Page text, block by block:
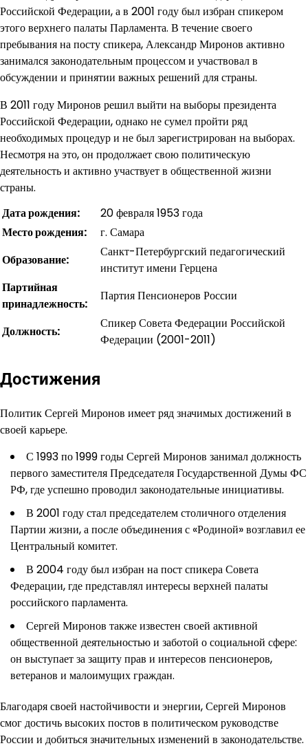
Российской Федерации, а в 2001 году был избран спикером
этого верхнего палаты Парламента. В течение своего
пребывания на посту спикера, Александр Миронов активно
занимался законодательным процессом и участвовал в
обсуждении и принятии важных решений для страны.
В 2011 году Миронов решил выйти на выборы президента
Российской Федерации, однако не сумел пройти ряд
необходимых процедур и не был зарегистрирован на выборах.
Несмотря на это, он продолжает свою политическую
деятельность и активно участвует в общественной жизни
страны.
Дата рождения:
20 февраля 1953 года
Место рождения:
г. Самара
Образование:
Санкт-Петербургский педагогический
институт имени Герцена
Партийная
принадлежность:
Партия Пенсионеров России
Должность:
Спикер Совета Федерации Российской
Федерации (2001-2011)
Достижения
Политик Сергей Миронов имеет ряд значимых достижений в
своей карьере.
С 1993 по 1999 годы Сергей Миронов занимал должность
первого заместителя Председателя Государственной Думы ФС
РФ, где успешно проводил законодательные инициативы.
В 2001 году стал председателем столичного отделения
Партии жизни, а после объединения с «Родиной» возглавил ее
Центральный комитет.
В 2004 году был избран на пост спикера Совета
Федерации, где представлял интересы верхней палаты
российского парламента.
Сергей Миронов также известен своей активной
общественной деятельностью и заботой о социальной сфере:
он выступает за защиту прав и интересов пенсионеров,
ветеранов и малоимущих граждан.
Благодаря своей настойчивости и энергии, Сергей Миронов
смог достичь высоких постов в политическом руководстве
России и добиться значительных изменений в законодательстве.